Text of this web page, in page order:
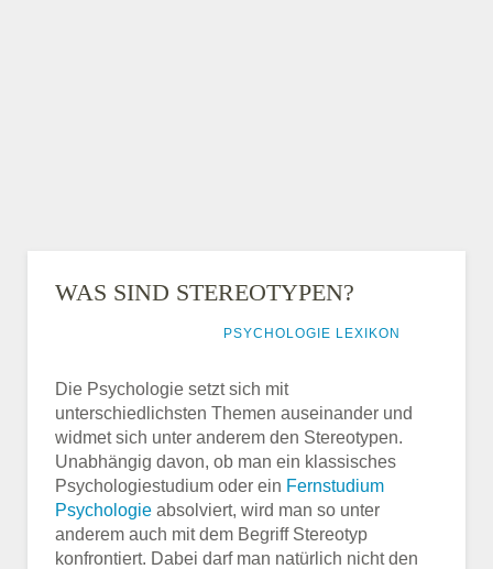
WAS SIND STEREOTYPEN?
PSYCHOLOGIE LEXIKON
Die Psychologie setzt sich mit
unterschiedlichsten Themen auseinander und
widmet sich unter anderem den Stereotypen.
Unabhängig davon, ob man ein klassisches
Psychologiestudium oder ein Fernstudium
Psychologie absolviert, wird man so unter
anderem auch mit dem Begriff Stereotyp
konfrontiert. Dabei darf man natürlich nicht den